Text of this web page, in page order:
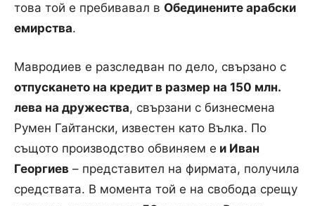
това той е пребивавал в Обединените арабски
емирства.
Мавродиев е разследван по дело, свързано с
отпускането на кредит в размер на 150 млн.
лева на дружества, свързани с бизнесмена
Румен Гайтански, известен като Вълка. По
същото производство обвиняем е и Иван
Георгиев – представител на фирмата, получила
средствата. В момента той е на свобода срещу